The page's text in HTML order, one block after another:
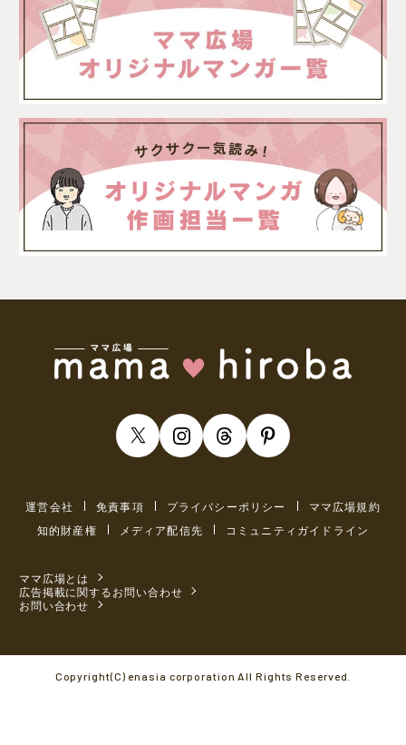
運営会社 免責事項 プライバシーポリシー
ママ広場規約
知的財産権
メディア配信先 コミュニティガイドライン
ママ広場とは
広告掲載に関するお問い合わせ
お問い合わせ
Copyright(C) enasia corporation All Rights Reserved.